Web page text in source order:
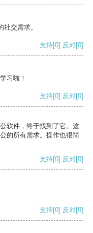
交需求。
支持[0] 反对[0]
习啦！
支持[0] 反对[0]
软件，终于找到了它。这
的所有需求。操作也很简
支持[0] 反对[0]
支持[0] 反对[0]